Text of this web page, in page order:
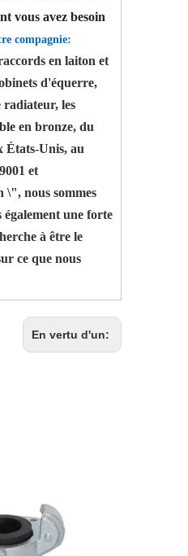
vous avez besoin
compagnie:
en laiton et
d'équerre,
radiateur, les
en bronze, du
États-Unis, au
et
nous sommes
une forte
à être le
ce que nous
En vertu d'un: